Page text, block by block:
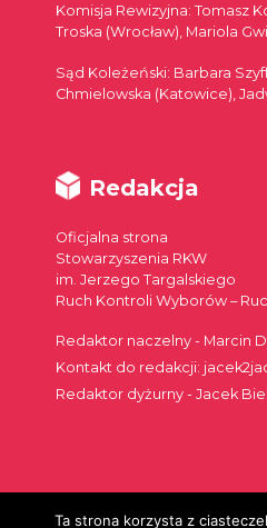
Komisja Rewizyjna: Tomasz
Troska (Wrocław), Mariola
Sąd Koleżeński: Barbara
Chmielowska (Katowice),
Redakcja
Oficjalna strona
Stowarzyszenia RKW
im. Jerzego Targalskiego
Ruch Kontroli Wyborów –
Redaktor naczelny - Marcin
Kontakt do redakcji:
Redaktor dyżurny - Jacek Biel
Ta strona korzysta z